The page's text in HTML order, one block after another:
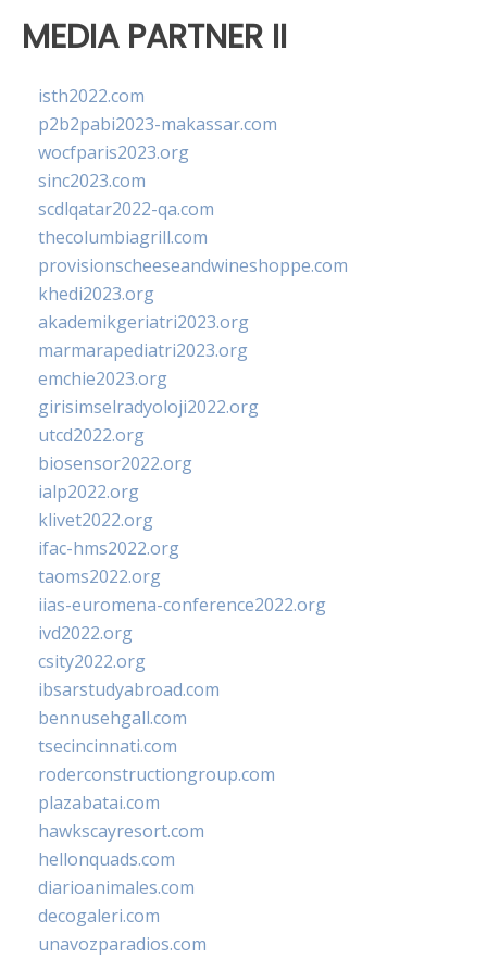
MEDIA PARTNER II
isth2022.com
p2b2pabi2023-makassar.com
wocfparis2023.org
sinc2023.com
scdlqatar2022-qa.com
thecolumbiagrill.com
provisionscheeseandwineshoppe.com
khedi2023.org
akademikgeriatri2023.org
marmarapediatri2023.org
emchie2023.org
girisimselradyoloji2022.org
utcd2022.org
biosensor2022.org
ialp2022.org
klivet2022.org
ifac-hms2022.org
taoms2022.org
iias-euromena-conference2022.org
ivd2022.org
csity2022.org
ibsarstudyabroad.com
bennusehgall.com
tsecincinnati.com
roderconstructiongroup.com
plazabatai.com
hawkscayresort.com
hellonquads.com
diarioanimales.com
decogaleri.com
unavozparadios.com